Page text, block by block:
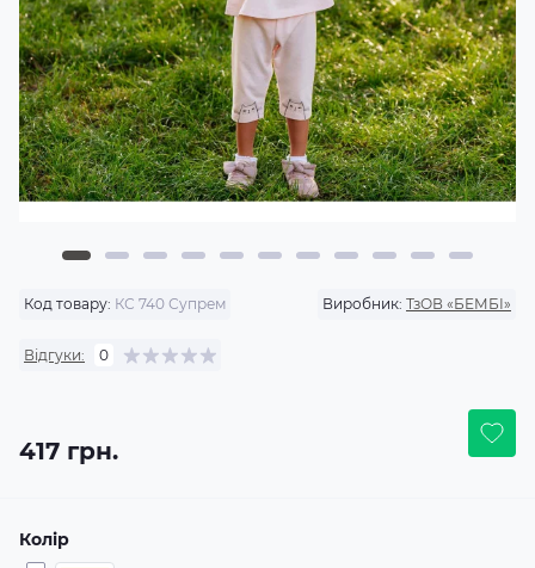
Код товару: КС 740 Супрем Виробник: ТзОВ «БЕМБІ»
Відгуки: 0
417 грн.
Колір